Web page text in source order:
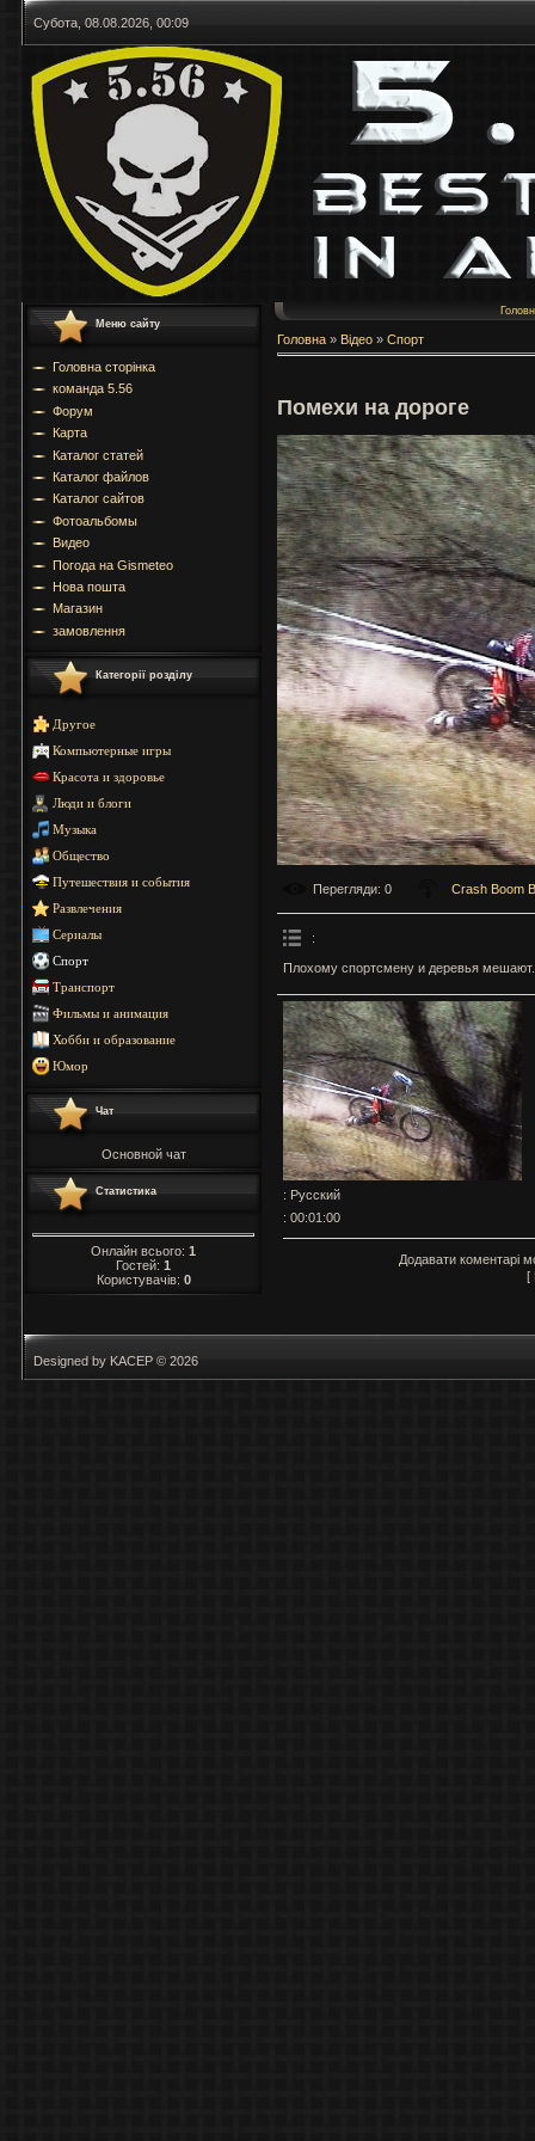
Субота, 08.08.2026, 00:09
Меню сайту
Головна сторінка
команда 5.56
Форум
Карта
Каталог статей
Каталог файлов
Каталог сайтов
Фотоальбомы
Видео
Погода на Gismeteo
Нова пошта
Магазин
замовлення
Категорії розділу
Другое
Компьютерные игры
Красота и здоровье
Люди и блоги
Музыка
Общество
Путешествия и события
Развлечения
Сериалы
Спорт
Транспорт
Фильмы и анимация
Хобби и образование
Юмор
Чат
Основной чат
Статистика
Онлайн всього: 1
Гостей: 1
Користувачів: 0
Головна » Відео » Спорт
Помехи на дороге
Перегляди: 0 Crash Boom
:
Плохому спортсмену и деревья мешают.
: Русский
: 00:01:00
Додавати коментарі
[
Designed by KACEP © 2026